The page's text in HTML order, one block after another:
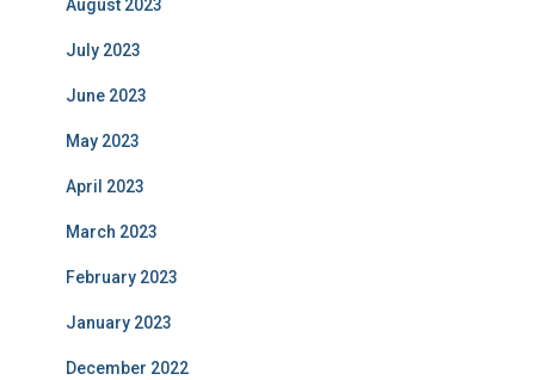
August 2023
July 2023
June 2023
May 2023
April 2023
March 2023
February 2023
January 2023
December 2022